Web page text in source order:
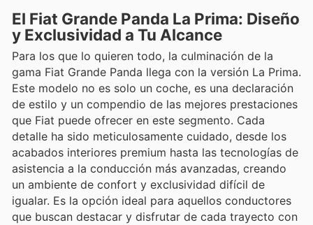
El Fiat Grande Panda La Prima: Diseño
y Exclusividad a Tu Alcance
Para los que lo quieren todo, la culminación de la
gama Fiat Grande Panda llega con la versión La Prima.
Este modelo no es solo un coche, es una declaración
de estilo y un compendio de las mejores prestaciones
que Fiat puede ofrecer en este segmento. Cada
detalle ha sido meticulosamente cuidado, desde los
acabados interiores premium hasta las tecnologías de
asistencia a la conducción más avanzadas, creando
un ambiente de confort y exclusividad difícil de
igualar. Es la opción ideal para aquellos conductores
que buscan destacar y disfrutar de cada trayecto con